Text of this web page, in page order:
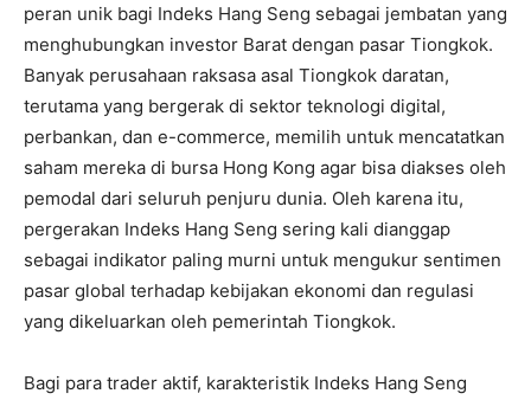
peran unik bagi Indeks Hang Seng sebagai jembatan yang
menghubungkan investor Barat dengan pasar Tiongkok.
Banyak perusahaan raksasa asal Tiongkok daratan,
terutama yang bergerak di sektor teknologi digital,
perbankan, dan e-commerce, memilih untuk mencatatkan
saham mereka di bursa Hong Kong agar bisa diakses oleh
pemodal dari seluruh penjuru dunia. Oleh karena itu,
pergerakan Indeks Hang Seng sering kali dianggap
sebagai indikator paling murni untuk mengukur sentimen
pasar global terhadap kebijakan ekonomi dan regulasi
yang dikeluarkan oleh pemerintah Tiongkok.
Bagi para trader aktif, karakteristik Indeks Hang Seng